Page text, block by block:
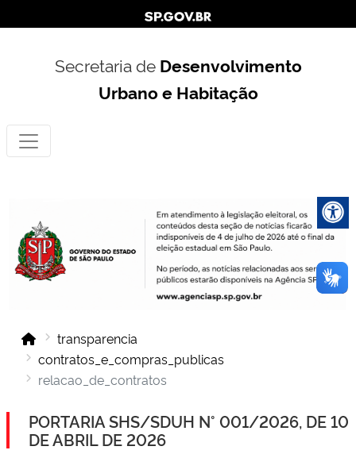
Secretaria de Desenvolvimento
Urbano e Habitação
transparencia
contratos_e_compras_publicas
relacao_de_contratos
PORTARIA SHS/SDUH N° 001/2026, DE 10
DE ABRIL DE 2026